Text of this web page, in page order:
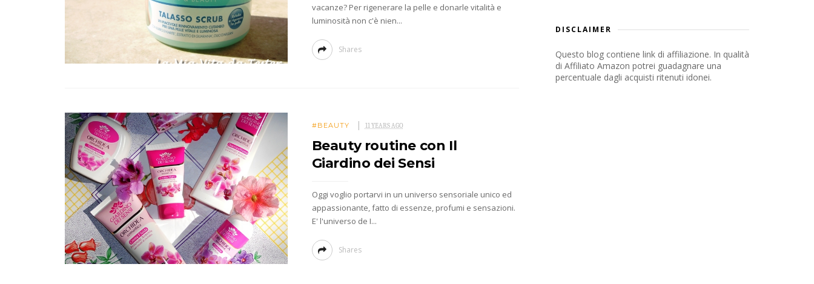
vacanze? Per rigenerare la pelle e donarle vitalità e
luminosità non c'è nien...
Shares
#BEAUTY 11 YEARS AGO
Beauty routine con Il
Giardino dei Sensi
Oggi voglio portarvi in un universo sensoriale unico ed
appassionante, fatto di essenze, profumi e sensazioni.
E' l'universo de I...
Shares
DISCLAIMER
Questo blog contiene link di affiliazione. In qualità
di Affiliato Amazon potrei guadagnare una
percentuale dagli acquisti ritenuti idonei.